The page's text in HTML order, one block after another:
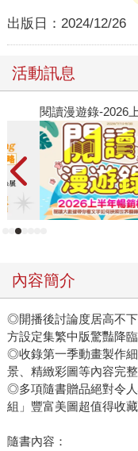
出版日： 2024/12/26
活動訊息
閱讀漫遊錄-2026上半
內容簡介
◎開播後討論度居高不
方設定集繁中版驚豔降臨
◎收錄第一季動畫製作
景、精緻彩圖等內容完
◎多項隨書贈品絕對令
組」豐富美圖超值得收
隨書內容：